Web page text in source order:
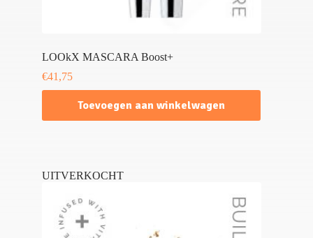
LOOkX MASCARA Boost+
€41,75
Toevoegen aan winkelwagen
UITVERKOCHT